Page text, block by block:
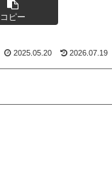
コピー
2025.05.20 2026.07.19